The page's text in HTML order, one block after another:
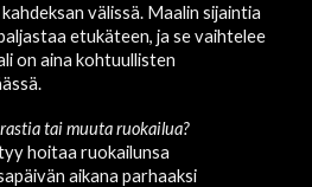
välissä. Maalin sijaintia
etukäteen, ja se vaihtelee
on aina kohtuullisten
tai muuta ruokailua?
hoitaa ruokailunsa
aikana parhaaksi